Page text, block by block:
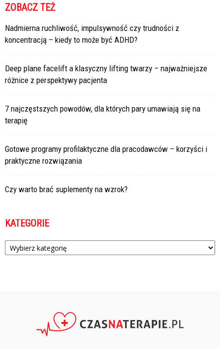
ZOBACZ TEŻ
Nadmierna ruchliwość, impulsywność czy trudności z
koncentracją – kiedy to może być ADHD?
Deep plane facelift a klasyczny lifting twarzy – najważniejsze
różnice z perspektywy pacjenta
7 najczęstszych powodów, dla których pary umawiają się na
terapię
Gotowe programy profilaktyczne dla pracodawców – korzyści i
praktyczne rozwiązania
Czy warto brać suplementy na wzrok?
KATEGORIE
Kategorie